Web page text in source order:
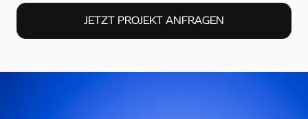
JETZT PROJEKT ANFRAGEN